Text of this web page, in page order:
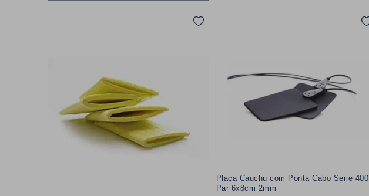
Placa Cauchu com Ponta Cabo Serie 400
Par 6x8cm 2mm